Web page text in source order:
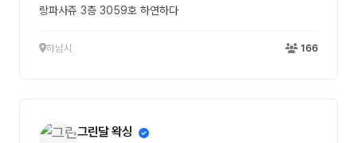
랑파사쥬 3층 3059호 하연하다
하남시 166
그린달 왁싱